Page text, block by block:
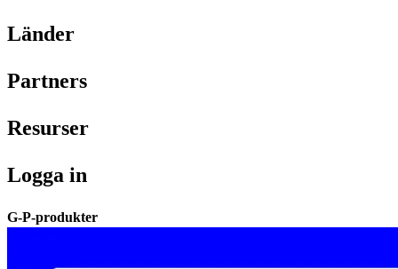
Länder​​
Partners​​
Resurser​​
Logga in​​
G-P-produkter​​